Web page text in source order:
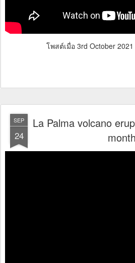
โพสต์เมื่อ 3rd October 2021
SEP
24
La Palma volcano